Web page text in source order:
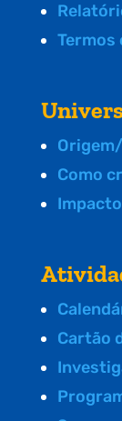
Termos
Como
Impacto
Cartão